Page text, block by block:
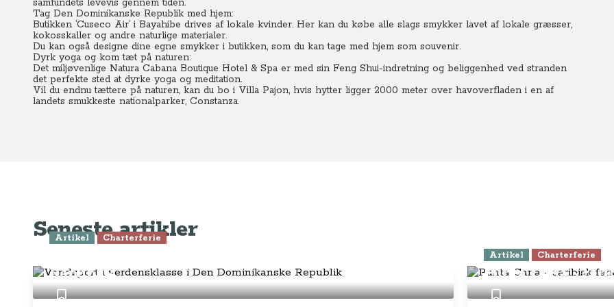
samfundets levevis gennem tiden.
Tag Den Dominikanske Republik med hjem:
Butikken ’Cuseco Air’ i Bayahibe drives af lokale kvinder. Her kan du købe alle slags smykker lavet af lokale græsser,
kokosskaller og andre naturlige materialer.
Du kan også designe dine egne smykker i butikken, som du kan tage med hjem som souvenir.
Dyrk yoga og kom tæt på naturen:
Det miljøvenlige Natura Cabana Boutique Hotel & Spa er med sin Feng Shui-indretning og beliggenhed ved stranden
det perfekte sted at dyrke yoga og meditation.
Vil du endnu tættere på naturen, kan du bo i Villa Pajon, hvis hytter ligger 2000 meter over havoverfladen i en af
landets smukkeste nationalparker, Constanza.
Seneste artikler
Artikel Charterferie
Republik
Artikel Charterferie
Punta Cana -